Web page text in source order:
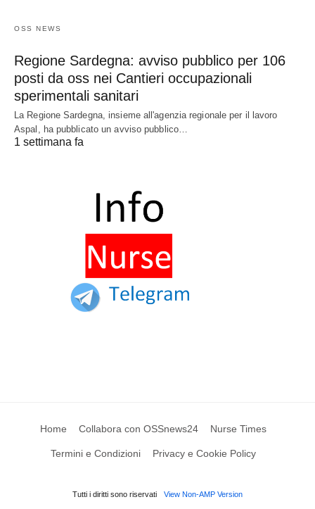
OSS NEWS
Regione Sardegna: avviso pubblico per 106
posti da oss nei Cantieri occupazionali
sperimentali sanitari
La Regione Sardegna, insieme all'agenzia regionale per il lavoro
Aspal, ha pubblicato un avviso pubblico…
1 settimana fa
Home Collabora con OSSnews24 Nurse Times
Termini e Condizioni Privacy e Cookie Policy
Tutti i diritti sono riservati View Non-AMP Version